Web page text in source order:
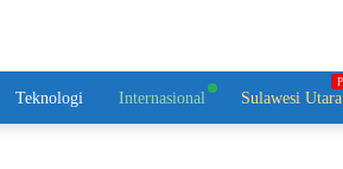
Teknologi Internasional Sulawesi Utara